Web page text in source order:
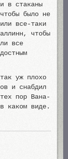
в стаканы
было не
все-таки
чтобы
все
уж плохо
и снабдил
пор Вана-
каком виде.